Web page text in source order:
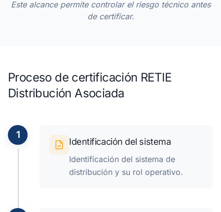
Este alcance permite controlar el riesgo técnico antes
de certificar.
Proceso de certificación RETIE
Distribución Asociada
1
Identificación del sistema
Identificación del sistema de
distribución y su rol operativo.